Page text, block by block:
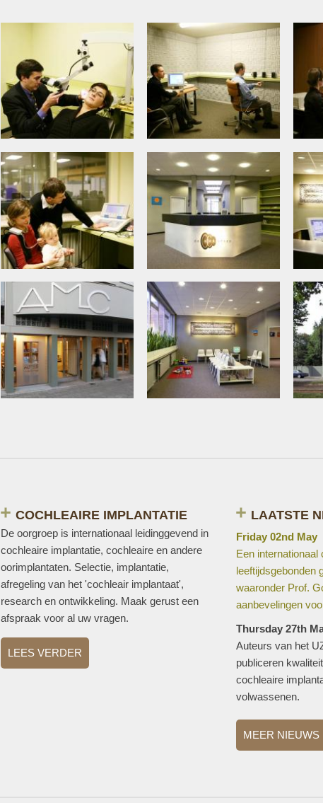
COCHLEAIRE IMPLANTATIE
De oorgroep is internationaal leidinggevend in
cochleaire implantatie, cochleaire en andere
oorimplantaten. Selectie, implantatie,
afregeling van het 'cochleair implantaat',
research en ontwikkeling. Maak gerust een
afspraak voor al uw vragen.
LEES VERDER
LAATSTE
Friday 02nd May
Een internationaal
leeftijdsgebonden
waaronder Prof.
aanbevelingen
Thursday 27th
Auteurs van het
publiceren
cochleaire
volwassenen.
MEER NIEUWS